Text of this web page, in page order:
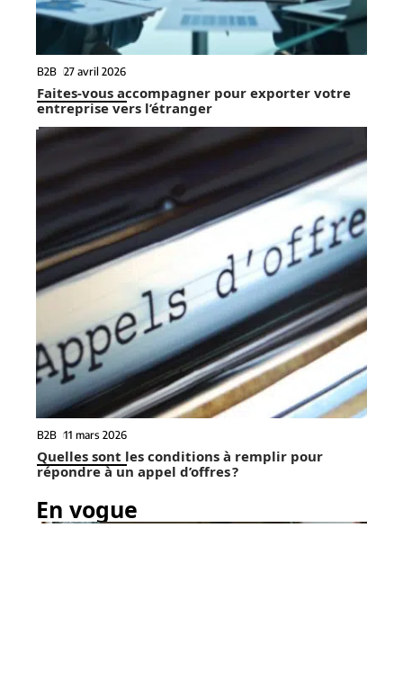
B2B 27 avril 2026
Faites-vous accompagner pour exporter votre
entreprise vers l’étranger
B2B 11 mars 2026
Quelles sont les conditions à remplir pour
répondre à un appel d’offres ?
En vogue